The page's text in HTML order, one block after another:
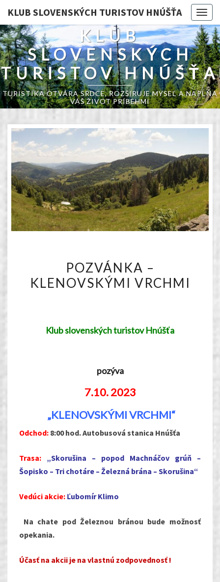
KLUB SLOVENSKÝCH TURISTOV HNÚŠŤA
KLUB
SLOVENSKÝCH
TURISTOV HNÚŠŤA
TURISTIKA OTVÁRA SRDCE, ROZŠIRUJE MYSEĽ A NAPĹŇA
VÁŠ ŽIVOT PRÍBEHMI
–
KLENOVSKÝMI
POZVÁNKA –
KLENOVSKÝMI VRCHMI
Klub slovenských turistov Hnúšťa
pozýva
7.10. 2023
„KLENOVSKÝMI VRCHMI“
Odchod: 8:00 hod. Autobusová stanica Hnúšťa
Trasa: „Skorušina – popod Machnáčov grúň –
Šopisko – Tri chotáre – Železná brána – Skorušina“
Vedúci akcie: Ľubomír Klimo
Na chate pod Železnou bránou bude možnosť
opekania.
Účasť na akcii je na vlastnú zodpovednosť !